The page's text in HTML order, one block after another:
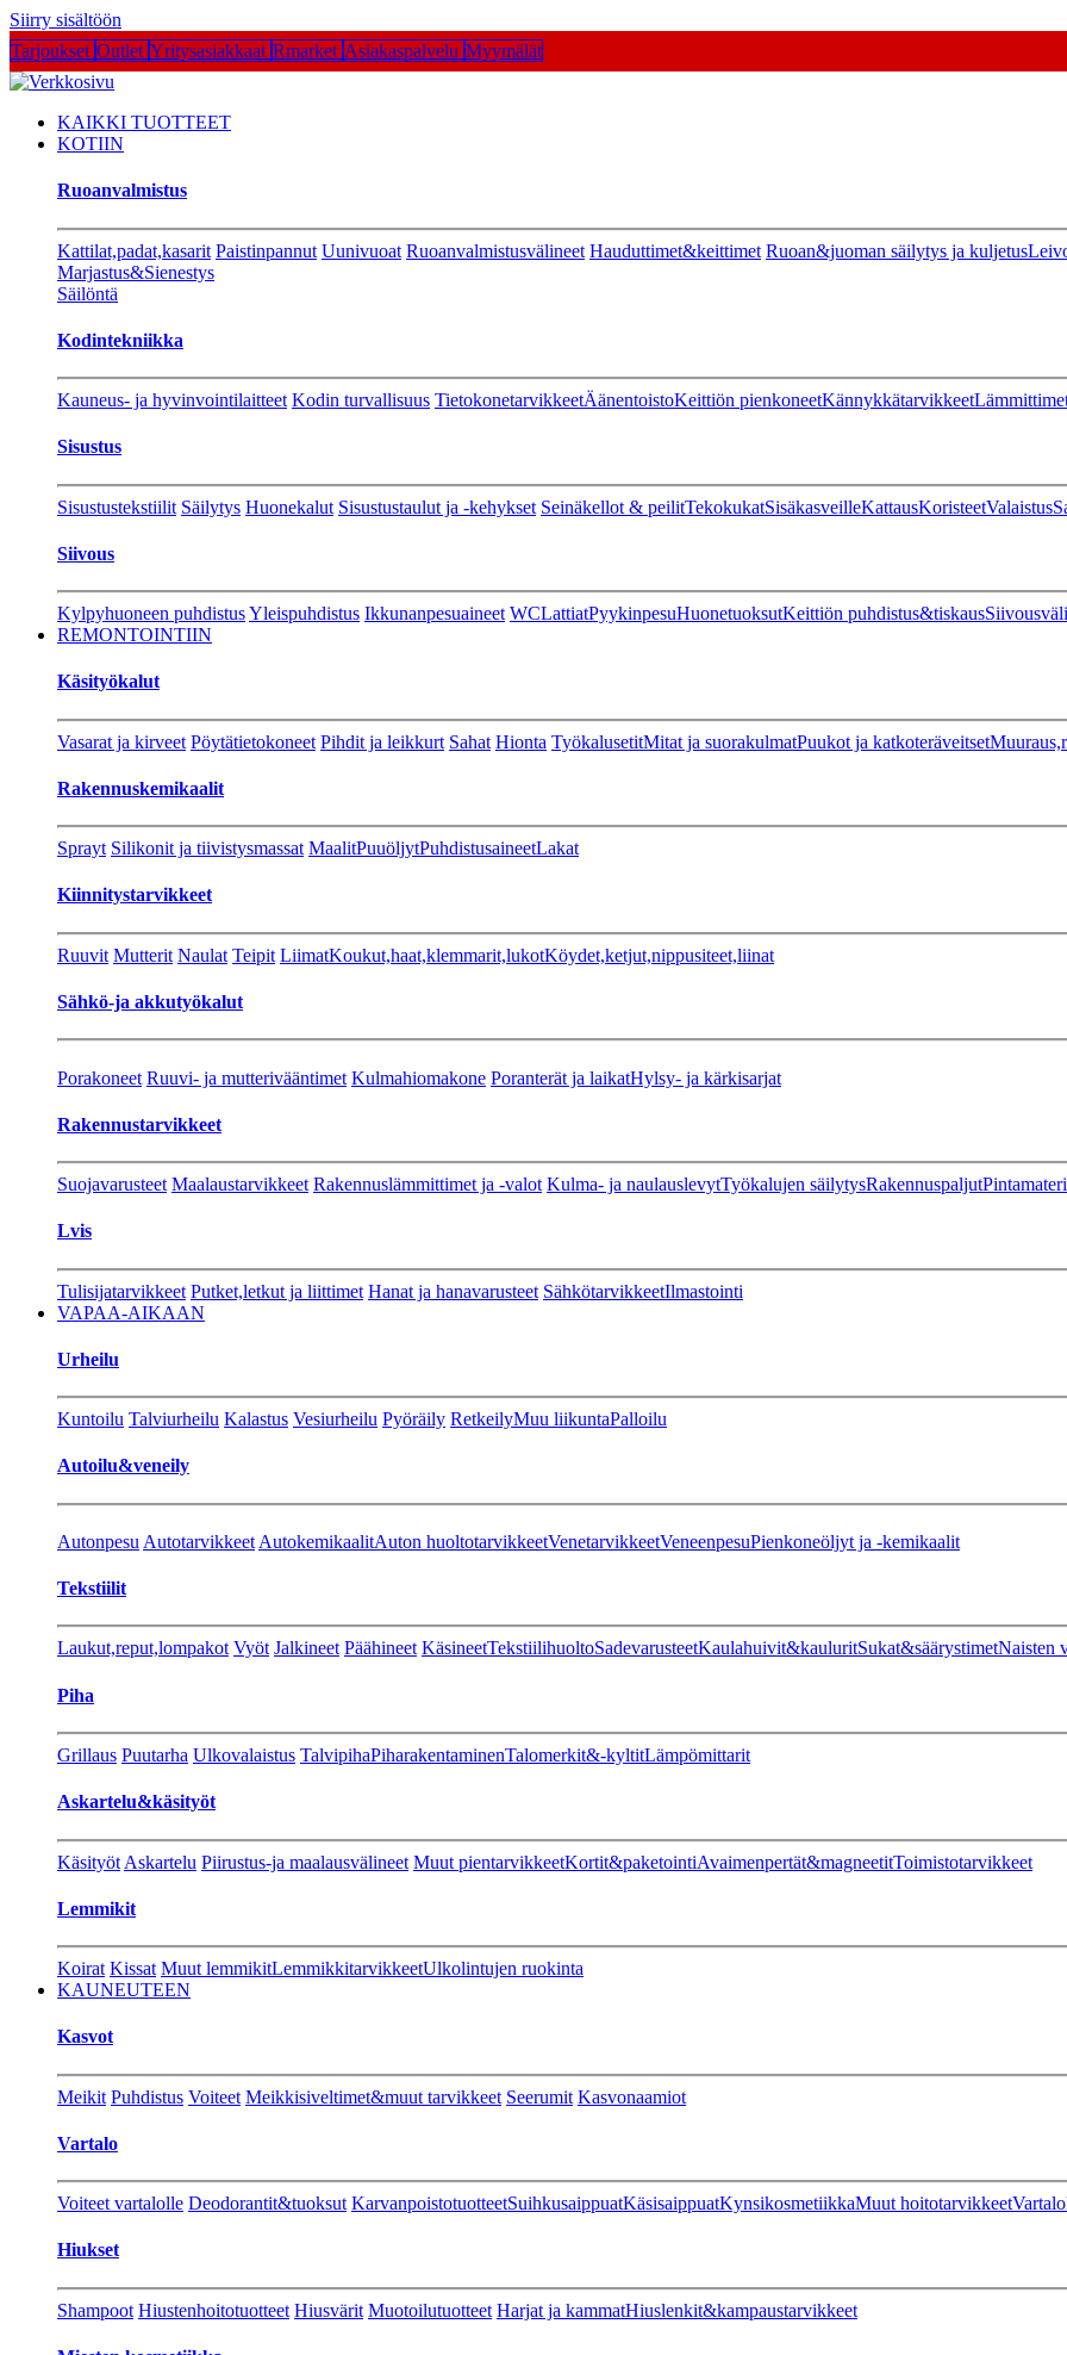
Siirry sisältöön
Tarjoukset Outlet Yritysasiakkaat Rmarket Asiakaspalvelu Myymälät
KAIKKI TUOTTEET
KOTIIN
Ruoanvalmistus
Kattilat,padat,kasarit Paistinpannut Uunivuoat Ruoanvalmistusvälineet Hauduttimet&keittimet Ruoan&juoman säilytys ja kuljetus
Marjastus&Sienestys
Säilöntä
Kodintekniikka
Kauneus- ja hyvinvointilaitteet Kodin turvallisuus TietokonetarvikkeetÄänentoistoKeittiön pienkoneetKännykkätarvikkeet
Sisustus
Sisustustekstiilit Säilytys Huonekalut Sisustustaulut ja -kehykset Seinäkellot & peilitTekokukatSisäkasveilleKattausKoristeetValaistus
Siivous
Kylpyhuoneen puhdistusYleispuhdistus Ikkunanpesuaineet WCLattiatPyykinpesuHuonetuoksutKeittiön puhdistus&tiskaus
REMONTOINTIIN
Käsityökalut
Vasarat ja kirveet Pöytätietokoneet Pihdit ja leikkurt Sahat Hionta TyökalusetitMitat ja suorakulmatPuukot ja katkoteräveitset
Rakennuskemikaalit
Sprayt Silikonit ja tiivistysmassat MaalitPuuöljytPuhdistusaineetLakat
Kiinnitystarvikkeet
Ruuvit Mutterit Naulat Teipit LiimatKoukut,haat,klemmarit,lukotKöydet,ketjut,nippusiteet,liinat
Sähkö-ja akkutyökalut
Porakoneet Ruuvi- ja mutterivääntimet Kulmahiomakone Poranterät ja laikatHylsy- ja kärkisarjat
Rakennustarvikkeet
Suojavarusteet Maalaustarvikkeet Rakennuslämmittimet ja -valot Kulma- ja naulauslevytTyökalujen säilytysRakennuspaljut
Lvis
Tulisijatarvikkeet Putket,letkut ja liittimet Hanat ja hanavarusteet SähkötarvikkeetIlmastointi
VAPAA-AIKAAN
Urheilu
Kuntoilu Talviurheilu Kalastus Vesiurheilu Pyöräily RetkeilyMuu liikuntaPalloilu
Autoilu&veneily
Autonpesu Autotarvikkeet AutokemikaalitAuton huoltotarvikkeetVenetarvikkeetVeneenpesuPienkoneöljyt ja -kemikaalit
Tekstiilit
Laukut,reput,lompakot Vyöt Jalkineet Päähineet KäsineetTekstiilihuoltoSadevarusteetKaulahuivit&kauluritSukat&säärystimetNaisten
Piha
Grillaus Puutarha Ulkovalaistus TalvipihaPiharakentaminenTalomerkit&-kyltitLämpömittarit
Askartelu&käsityöt
Käsityöt Askartelu Piirustus-ja maalausvälineet Muut pientarvikkeetKortit&paketointiAvaimenpertät&magneetitToimistotarvikkeet
Lemmikit
Koirat Kissat Muut lemmikitLemmikkitarvikkeetUlkolintujen ruokinta
KAUNEUTEEN
Kasvot
Meikit Puhdistus Voiteet Meikkisiveltimet&muut tarvikkeet Seerumit Kasvonaamiot
Vartalo
Voiteet vartalolle Deodorantit&tuoksut KarvanpoistotuotteetSuihkusaippuatKäsisaippuatKynsikosmetiikkaMuut hoitotarvikkeet
Hiukset
Shampoot Hiustenhoitotuotteet Hiusvärit Muotoilutuotteet Harjat ja kammatHiuslenkit&kampaustarvikkeet